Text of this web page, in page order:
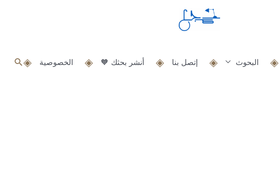
البحوث إتصل بنا أنشر بحثك 🧡 الخصوصية البحث